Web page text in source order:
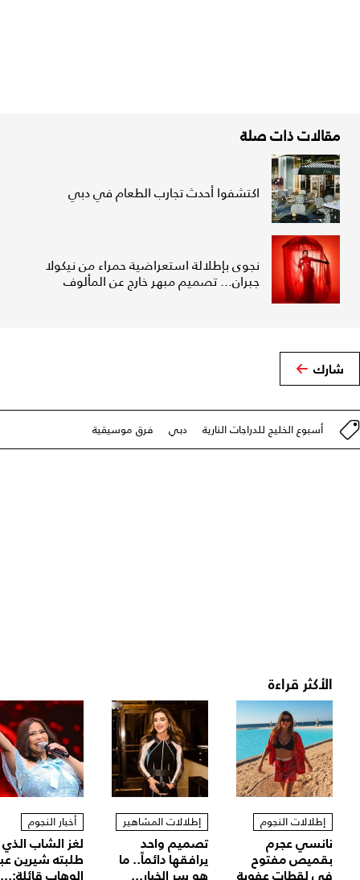
مقالات ذات صلة
اكتشفوا أحدث تجارب الطعام في دبي
نجوى بإطلالة استعراضية حمراء من نيكولا
جبران... تصميم مبهر خارج عن المألوف
شارك
أسبوع الخليج للدراجات النارية دبي فرق موسيقية
الأكثر قراءة
إطلالات النجوم
نانسي عجرم
بقميص مفتوح
في لقطات عفوية
إطلالات المشاهير
تصميم واحد
يرافقها دائماً.. ما
هو سر الخيار...
أخبار النجوم
لغز الشاب الذي
طلبته شيرين
الوهاب قائلة:...